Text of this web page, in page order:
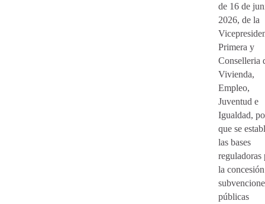
de 16 de
2026, de la
Primera y
Conselleria
Vivienda,
Empleo,
Juventud e
Igualdad,
que se
las bases
reguladoras
la
públicas